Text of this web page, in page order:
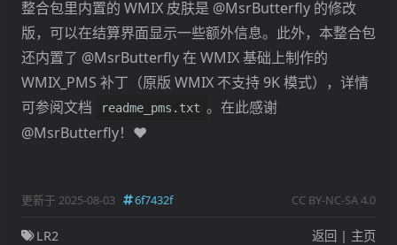
整合包里内置的 WMIX 皮肤是 @MsrButterfly 的修改
版，可以在结算界面显示一些额外信息。此外，本整合包
还内置了 @MsrButterfly 在 WMIX 基础上制作的
WMIX_PMS 补丁（原版 WMIX 不支持 9K 模式），详情
可参阅文档
readme_pms.txt 。在此感谢
@MsrButterfly！❤️
更新于 2025-08-03 6f7432f CC BY-NC-SA 4.0
LR2 返回 | 主页